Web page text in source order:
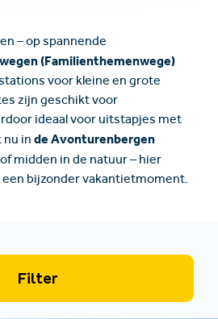
– op spannende
(Familienthemenwege)
voor kleine en grote
zijn geschikt voor
ideaal voor uitstapjes met
nu in de Avonturenbergen
midden in de natuur – hier
bijzonder vakantietmoment.
Filter